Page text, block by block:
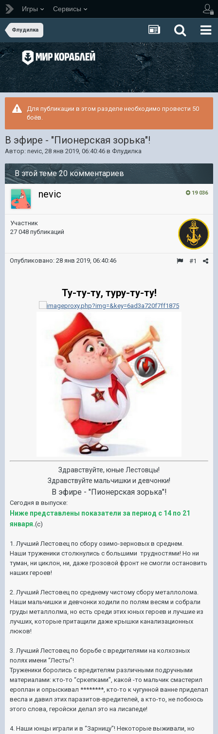
Игры Сервисы
Флудилка
Для публикации в этом разделе необходимо провести 50
боёв.
В эфире - "Пионерская зорька"!
Автор: nevic, 28 янв 2019, 06:40:46 в Флудилка
В этой теме 20 комментариев
19 036
nevic
Участник
27 048 публикаций
#1
Опубликовано: 28 янв 2019, 06:40:46
Ту-ту-ту, туру-ту-ту!
Здравствуйте, юные Лестовцы!
Здравствуйте мальчишки и девчонки!
В эфире - "Пионерская зорька"!
Сегодня в выпуске:
Ниже представлены показатели за период с 14 по 21
января.(с)
1. Лучший Лестовец по сбору озимо-зерновых в среднем.
Наши труженики столкнулись с большими трудностями! Но ни
туман, ни циклон, ни, даже грозовой фронт не смогли остановить
наших героев!
2. Лучший Лестовец по среднему чистому сбору металлолома.
Наши мальчишки и девчонки ходили по полям весям и собрали
груды металлолма, но есть среди этих юных героев и лучшие из
лучших, которые притащили даже крышки канализационных
люков!
3. Лучший Лестовец по борьбе с вредителями на колхозных
полях имени “Лесты”!
Труженики боролись с вредителям различными подручными
материалами: кто-то “сркепками”, какой -то мальчик смастерил
ероплан и опрыскивал ********, кто-то к чугунной ванне приделал
весла и давил этих паразитов-вредителей, а кто-то, не побоюсь
этого слова, геройски делал это на лисапеде!
4. Наши юнцы играли и в “Зарницу”! Некоторые выживали, но